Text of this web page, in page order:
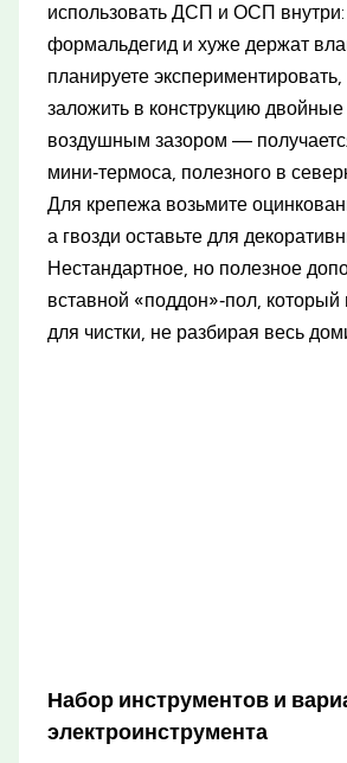
использовать ДСП и ОСП
формальдегид и хуже держат
планируете
заложить в конструкцию двойные
воздушным зазором —
мини‑термоса, полезного в
Для крепежа возьмите
а гвозди оставьте для
Нестандартное, но полезное
вставной «поддон»‑пол,
для чистки, не разбирая весь
Набор инструментов и
электроинструмента